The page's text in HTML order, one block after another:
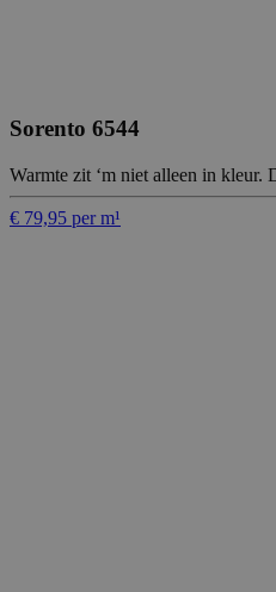
Sorento 6544
Warmte zit ‘m niet alleen in kleur.
€ 79,95 per m¹